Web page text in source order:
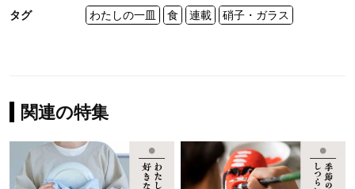
タグ わたしの一皿 食 連載 硝子・ガラス
関連の特集